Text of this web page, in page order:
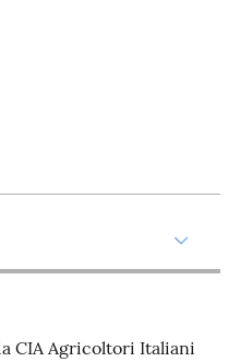
CIA Agricoltori Italiani